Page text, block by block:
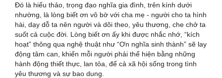
Đó là hiếu thảo, trọng đạo nghĩa gia đình, trên kính dưới
nhường, là lòng biết ơn vô bờ với cha mẹ - người cho ta hình
hài, dạy dỗ ta nên người và dõi theo, yêu thương, che chở ta
suốt cả cuộc đời. Lòng biết ơn ấy khi được nhắc nhớ, “kích
hoạt” thông qua nghệ thuật như “Ơn nghĩa sinh thành” sẽ lay
động tâm can, khiến mỗi người phải thể hiện bằng những
hành động thiết thực, lan tỏa, để cả xã hội sống trong tình
yêu thương và sự bao dung.